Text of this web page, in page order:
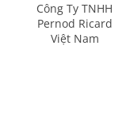
Công Ty TNHH
Pernod Ricard
Việt Nam